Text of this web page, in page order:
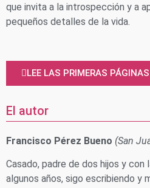
que invita a la introspección y a
pequeños detalles de la vida.
LEE LAS PRIMERAS PÁGINAS
El autor
Francisco Pérez Bueno (San
Casado, padre de dos hijos y con
algunos años, sigo escribiendo y